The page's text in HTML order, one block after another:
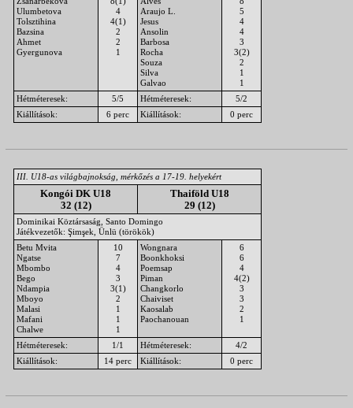
Ulumbetova
Tolsztihina
Bazsina
Ahmet
Gyergunova
4
4(1)
2
2
1
Araujo L.
Jesus
Ansolin
Barbosa
Rocha
Souza
Silva
Galvao
5
4
4
3
3(2)
2
1
1
Hétméteresek:
5/5 Hétméteresek:
5/2
Kiállítások:
6 perc Kiállítások: 0 perc
III. U18-as világbajnokság, mérkőzés a 17-19. helyekért
Kongói DK U18
32 (12)
Thaiföld U18
29 (12)
Dominikai Köztársaság, Santo Domingo
Játékvezetők: Şimşek, Ünlü (törökök)
Betu Mvita
Ngatse
Mbombo
Bego
Ndampia
Mboyo
Malasi
Mafani
Chalwe
10
7
4
3
3(1)
2
1
1
1
Wongnara
Boonkhoksi
Poemsap
Piman
Changkorlo
Chaiviset
Kaosalab
Paochanouan
6
6
4
4(2)
3
3
2
1
Hétméteresek: 1/1 Hétméteresek:
4/2
Kiállítások:
14 perc Kiállítások: 0 perc